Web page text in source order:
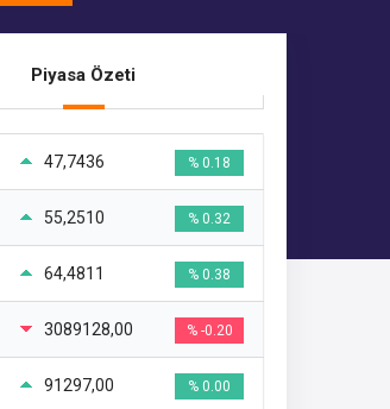
Piyasa Özeti
47,7436 % 0.18
55,2510 % 0.32
64,4811 % 0.38
3089128,00 % -0.20
91297,00 % 0.00